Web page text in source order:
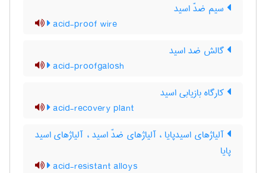
سیم ضدّ اسید
acid-proof wire
گالش ضد اسید
acid-proofgalosh
کارگاه بازیابی اسید
acid-recovery plant
آلیاژهای اسیدپایا ، آلیاژهای ضدّ اسید ، آلیاژهای اسید
پایا
acid-resistant alloys